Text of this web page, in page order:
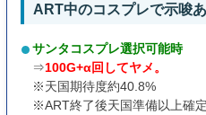
ART中のコスプレで示唆
サンタコスプレ選択可能時
⇒100G+α回してヤメ。
※天国期待度約40.8%
※ART終了後天国準備以上確定